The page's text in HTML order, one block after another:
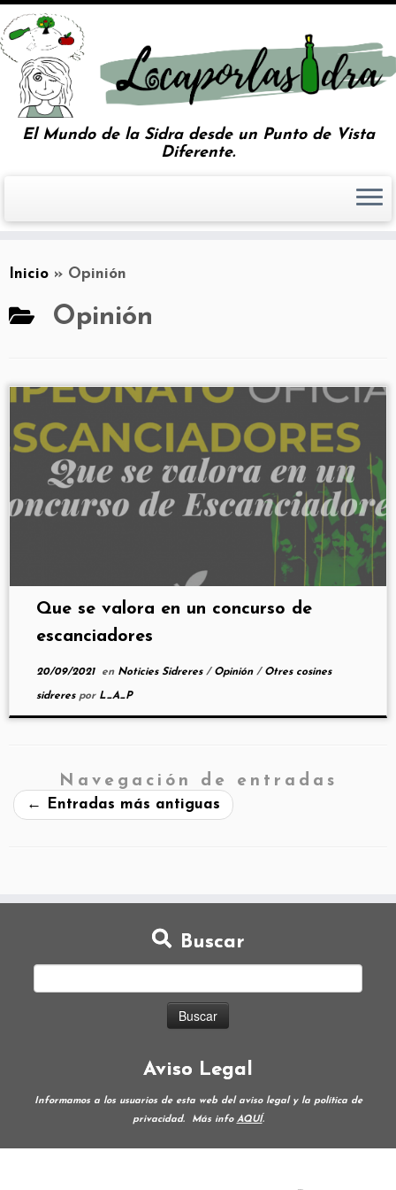
El Mundo de la Sidra desde un Punto de Vista
Diferente.
Inicio » Opinión
Opinión
Que se valora en un concurso de
escanciadores
20/09/2021en Noticies Sidreres / Opinión / Otres cosines
sidreres por L_A_P
Navegación de entradas
← Entradas más antiguas
Buscar
Aviso Legal
Informamos a los usuarios de esta web del aviso legal y la política de
privacidad.
Más info AQUÍ.